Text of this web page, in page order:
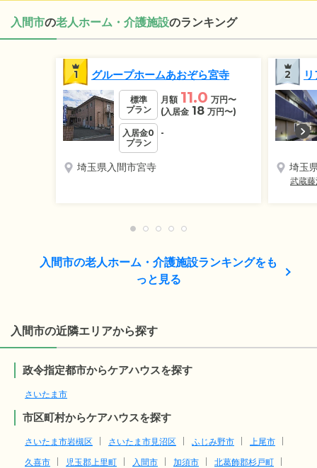
入間市の老人ホーム・介護施設のランキング
1 グループホームあおぞら宮寺
標準
プラン
月額 11.0 万円〜
(入居金 18 万円〜)
入居金0
プラン
-
埼玉県入間市宮寺
2
埼玉
武蔵
入間市の老人ホーム・介護施設ランキングをも
っと見る
入間市の近隣エリアから探す
政令指定都市からケアハウスを探す
さいたま市
市区町村からケアハウスを探す
さいたま市岩槻区 さいたま市見沼区 ふじみ野市
上尾市
久喜市
児玉郡上里町 入間市 加須市
北葛飾郡杉戸町